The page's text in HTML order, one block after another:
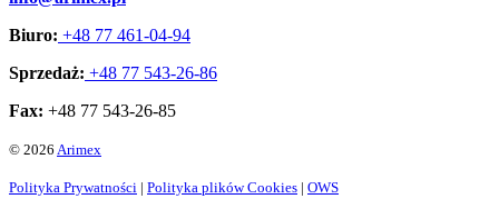
Biuro: +48 77 461-04-94
Sprzedaż: +48 77 543-26-86
Fax: +48 77 543-26-85
© 2026 Arimex
Polityka Prywatności | Polityka plików Cookies | OWS